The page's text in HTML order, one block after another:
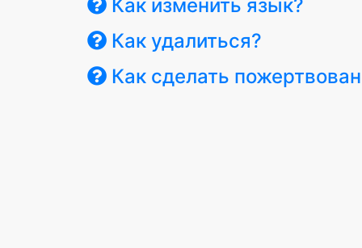
Как изменить язык?
Как удалиться?
Как сделать